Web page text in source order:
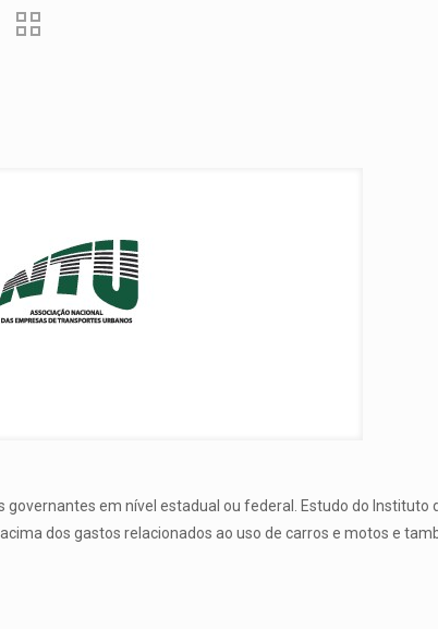
em nível estadual ou federal. Estudo do Instituto
dos gastos relacionados ao uso de carros e motos e